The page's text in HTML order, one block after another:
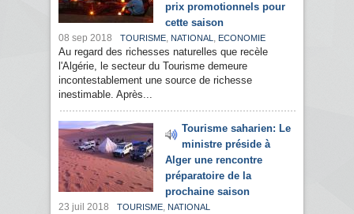
prix promotionnels pour
cette saison
08 sep 2018 TOURISME, NATIONAL , ECONOMIE
Au regard des richesses naturelles que recèle
l'Algérie, le secteur du Tourisme demeure
incontestablement une source de richesse
inestimable. Après...
Tourisme saharien: Le
ministre préside à
Alger une rencontre
préparatoire de la
prochaine saison
23 juil 2018 TOURISME, NATIONAL